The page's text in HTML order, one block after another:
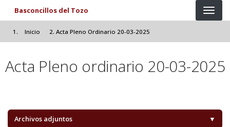
Pasar al contenido principal
Basconcillos del Tozo
Inicio Acta Pleno Ordinario 20-03-2025
Acta Pleno ordinario 20-03-2025
Archivos adjuntos ▼